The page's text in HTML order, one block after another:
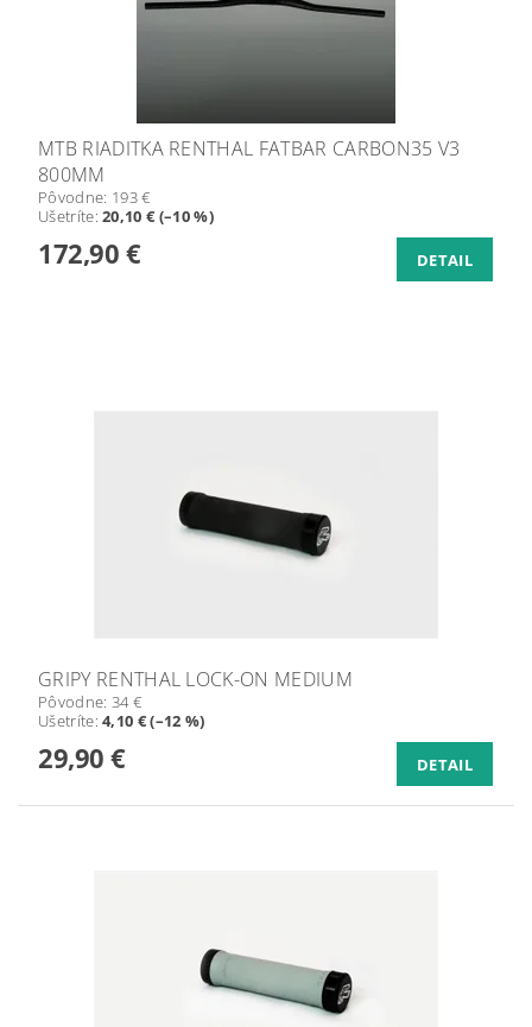
MTB RIADITKA RENTHAL FATBAR CARBON35 V3
800MM
Pôvodne: 193 €
Ušetríte:20,10 € (–10 %)
172,90 € DETAIL
GRIPY RENTHAL LOCK-ON MEDIUM
Pôvodne: 34 €
Ušetríte:4,10 € (–12 %)
29,90 € DETAIL